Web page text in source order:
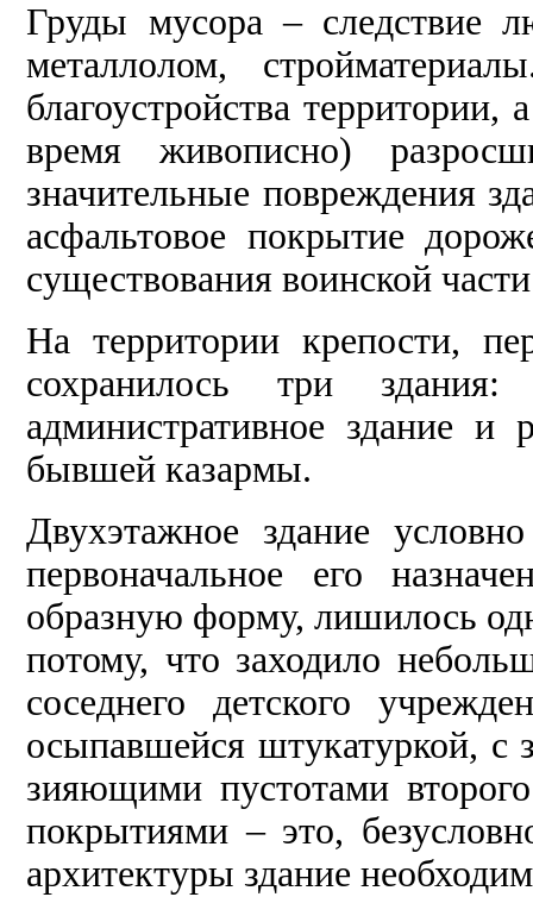
Груды мусора – следствие
металлолом,
благоустройства
время живописно)
значительные повреждения
асфальтовое покрытие
существования воинской
На территории крепости,
сохранилось три здания:
административное здание и
бывшей казармы.
Двухэтажное здание
первоначальное его
образную форму, лишилось
потому, что заходило
соседнего детского
осыпавшейся штукатуркой, с
зияющими пустотами
покрытиями – это,
архитектуры здание